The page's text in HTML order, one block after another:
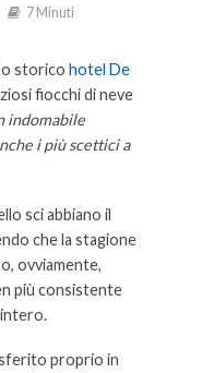
7 Minuti
storico hotel De
fiocchi di neve
indomabile
i più scettici a
sci abbiano il
che la stagione
ovviamente,
più consistente
proprio in